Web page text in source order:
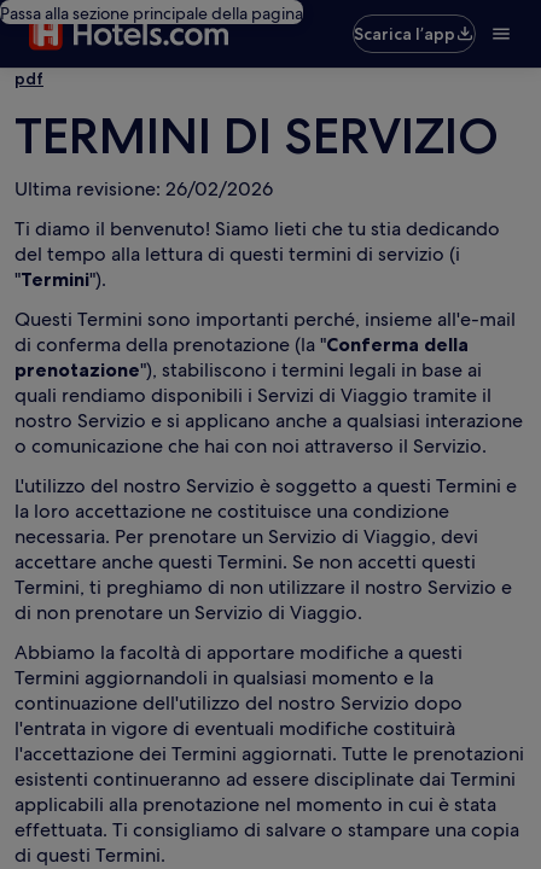
Passa alla sezione principale della pagina
Scarica l’app
pdf
TERMINI DI SERVIZIO
Ultima revisione: 26/02/2026
Ti diamo il benvenuto! Siamo lieti che tu stia dedicando
del tempo alla lettura di questi termini di servizio (i
"Termini").
Questi Termini sono importanti perché, insieme all'e-mail
di conferma della prenotazione (la "Conferma della
prenotazione"), stabiliscono i termini legali in base ai
quali rendiamo disponibili i Servizi di Viaggio tramite il
nostro Servizio e si applicano anche a qualsiasi interazione
o comunicazione che hai con noi attraverso il Servizio.
L'utilizzo del nostro Servizio è soggetto a questi Termini e
la loro accettazione ne costituisce una condizione
necessaria. Per prenotare un Servizio di Viaggio, devi
accettare anche questi Termini. Se non accetti questi
Termini, ti preghiamo di non utilizzare il nostro Servizio e
di non prenotare un Servizio di Viaggio.
Abbiamo la facoltà di apportare modifiche a questi
Termini aggiornandoli in qualsiasi momento e la
continuazione dell'utilizzo del nostro Servizio dopo
l'entrata in vigore di eventuali modifiche costituirà
l'accettazione dei Termini aggiornati. Tutte le prenotazioni
esistenti continueranno ad essere disciplinate dai Termini
applicabili alla prenotazione nel momento in cui è stata
effettuata. Ti consigliamo di salvare o stampare una copia
di questi Termini.